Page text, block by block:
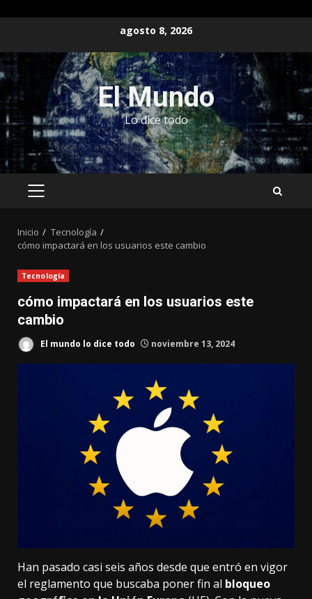
contenido
agosto 8, 2026
El Mundo
Lo dice todo
MENÚ
Inicio
Tecnología
cómo impactará en los usuarios este cambio
Tecnología
cómo impactará en los usuarios este
cambio
El mundo lo dice todo noviembre 13, 2024
Han pasado casi seis años desde que entró en vigor
el reglamento que buscaba poner fin al bloqueo